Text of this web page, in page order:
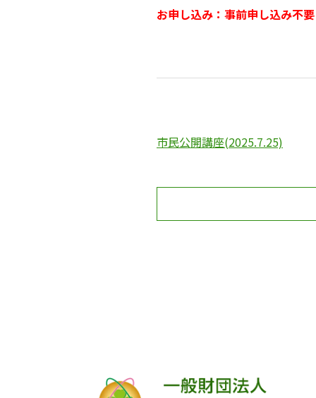
お申し込み：事前申し込み不
市民公開講座(2025.7.25)